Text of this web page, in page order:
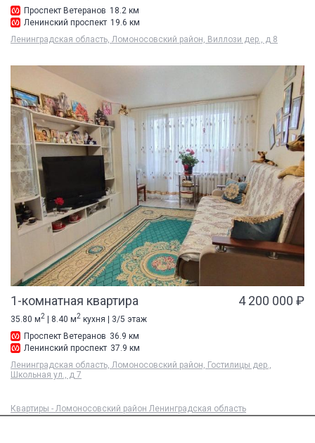
Проспект Ветеранов 18.2 км
Ленинский проспект 19.6 км
Ленинградская область, Ломоносовский район, Виллози дер., д 8
1-комнатная квартира 4 200 000 ₽
35.80 м2 | 8.40 м2 кухня | 3/5 этаж
Проспект Ветеранов 36.9 км
Ленинский проспект 37.9 км
Ленинградская область, Ломоносовский район, Гостилицы дер.,
Школьная ул., д 7
Квартиры - Ломоносовский район Ленинградская область